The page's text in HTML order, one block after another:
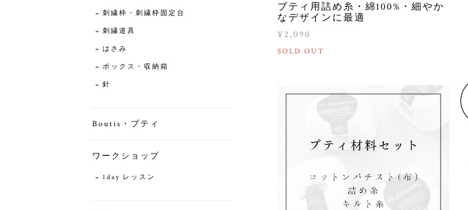
ブティ用詰め糸・綿100%・細やか
なデザインに最適
¥2,090
SOLD OUT
刺繍枠・刺繍枠固定台
刺繍道具
はさみ
ボックス・収納箱
針
Boutis・ブティ
ワークショップ
1day レッスン